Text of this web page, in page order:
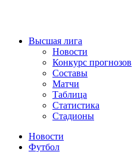
Высшая лига
Новости
Конкурс прогнозов
Составы
Матчи
Таблица
Статистика
Стадионы
Новости
Футбол